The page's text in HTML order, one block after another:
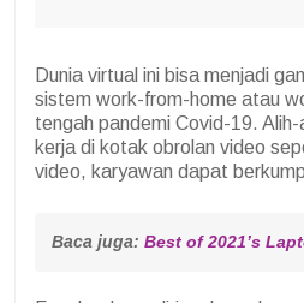
Dunia virtual ini bisa menjadi
sistem work-from-home atau
tengah pandemi Covid-19.
kerja di kotak obrolan video
video, karyawan dapat
Baca juga: Best of 2021’s